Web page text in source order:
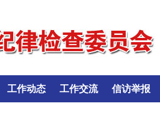
工作动态 工作交流 信访举报